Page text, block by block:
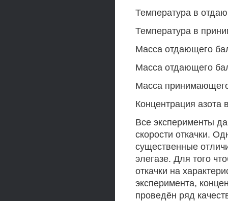
Температура в
Температура в
Масса отдающего
Масса отдающего
Масса
Концентрация
Все эксперименты
скорости откачки.
существенные
элегазе. Для того
откачки на
эксперимента,
проведён ряд